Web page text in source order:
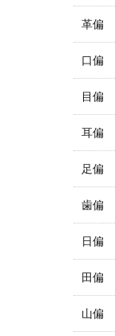
革偏
口偏
目偏
耳偏
足偏
歯偏
日偏
田偏
山偏